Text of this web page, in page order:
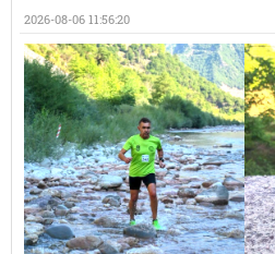
2026-08-06 11:56:20